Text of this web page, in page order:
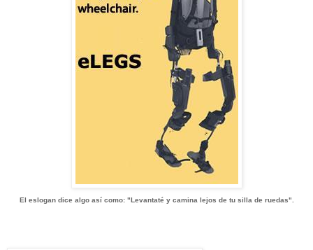
El eslogan dice algo así como: "Levantaté y camina lejos de tu silla de ruedas".